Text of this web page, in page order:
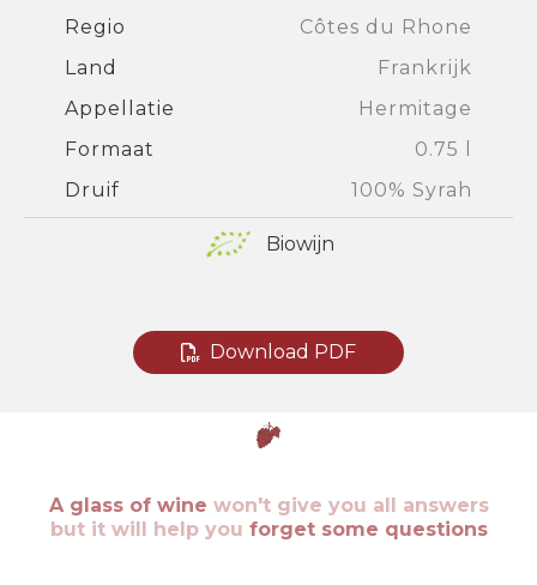
Regio
Côtes du Rhone
Land
Frankrijk
Appellatie
Hermitage
Formaat
0.75 l
Druif
100% Syrah
Biowijn
Download PDF
A glass of wine won't give you all answers
but it will help you forget some questions